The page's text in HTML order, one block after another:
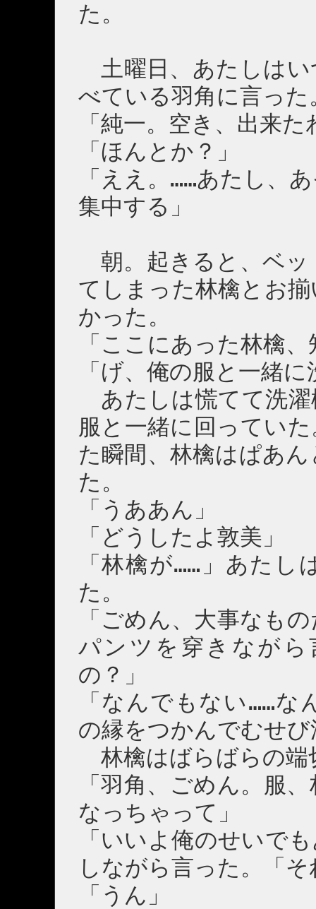
た。
土曜日、あたしはい
べている羽角に言った
「純一。空き、出来
「ほんとか？」
「ええ。……あたし、
集中する」
朝。起きると、ベッ
てしまった林檎とお
かった。
「ここにあった林檎
「げ、俺の服と一緒
あたしは慌てて洗濯
服と一緒に回ってい
た瞬間、林檎はぱあ
た。
「うああん」
「どうしたよ敦美」
「林檎が……」あたし
た。
「ごめん、大事なも
パンツを穿きなが
の？」
「なんでもない……な
の縁をつかんでむせ
林檎はばらばらの端
「羽角、ごめん。服
なっちゃって」
「いいよ俺のせいで
しながら言った。「
「うん」